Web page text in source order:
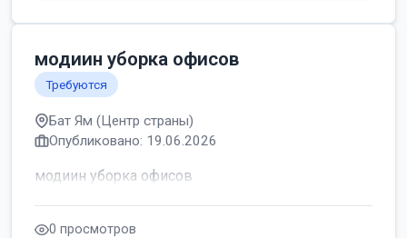
модиин уборка офисов
Требуются
Бат Ям (Центр страны)
Опубликовано: 19.06.2026
модиин уборка офисов
0 просмотров